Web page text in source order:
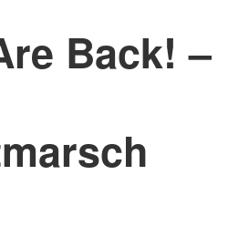
Back! –